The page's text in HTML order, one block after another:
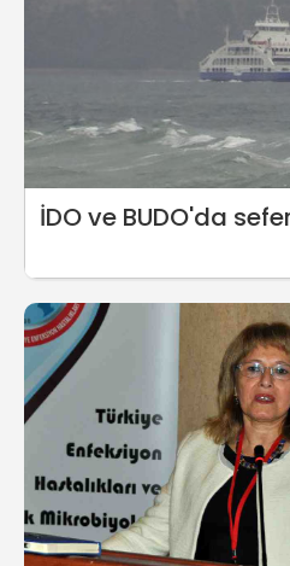
İDO ve BUDO'da